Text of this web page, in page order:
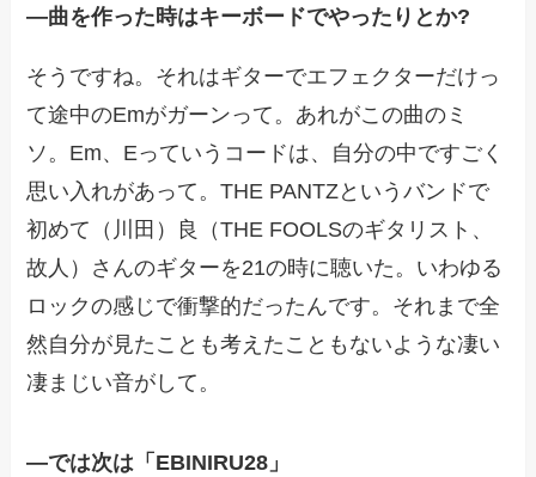
―曲を作った時はキーボードでやったりとか?
そうですね。それはギターでエフェクターだけっ
て途中のEmがガーンって。あれがこの曲のミ
ソ。Em、Eっていうコードは、自分の中ですごく
思い入れがあって。THE PANTZというバンドで
初めて（川田）良（THE FOOLSのギタリスト、
故人）さんのギターを21の時に聴いた。いわゆる
ロックの感じで衝撃的だったんです。それまで全
然自分が見たことも考えたこともないような凄い
凄まじい音がして。
―では次は「EBINIRU28」